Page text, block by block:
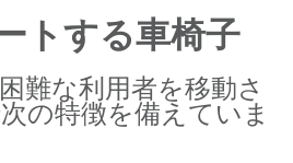
トする車椅子
難な利用者を移動さ
の特徴を備えていま